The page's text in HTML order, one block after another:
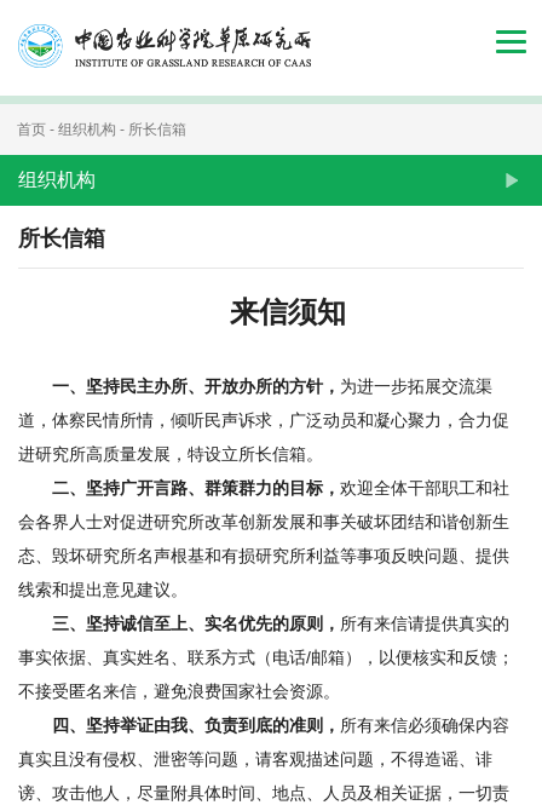
首
织
动
人
才
队
伍
首页 - 组织机构 - 所长信箱
组织机构
所长信箱
来信须知
一、坚持民主办所、开放办所的方针 ， 为进一步拓展交流渠
道，体察民情所情，倾听民声诉求，广泛动员和凝心聚力，合力促
进研究所高质量发展，特设立所长信箱。
二、坚持广开言路、群策群力的目标 ， 欢迎全体干部职工和社
会各界人士对促进研究所改革创新发展和事关破坏团结和谐创新生
态、毁坏研究所名声根基和有损研究所利益等事项反映问题、提供
线索和提出意见建议。
三、坚持诚信至上、实名优先的原则 ， 所有来信请提供真实的
事实依据、真实姓名、联系方式（电话/邮箱），以便核实和反馈；
不接受匿名来信，避免浪费国家社会资源。
四、坚持举证由我、负责到底的准则 ， 所有来信必须确保内容
真实且没有侵权、泄密等问题，请客观描述问题，不得造谣、诽
谤、攻击他人，尽量附具体时间、地点、人员及相关证据，一切责